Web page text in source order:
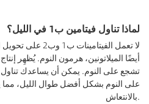
لماذا تناول فيتامين ب1 في الليل؟
لا تعمل
أيضًا الميلاتونين، هرمون النوم. يُظهِر
على النوم بشكل أفضل طوال الليل،
بالانتعاش.